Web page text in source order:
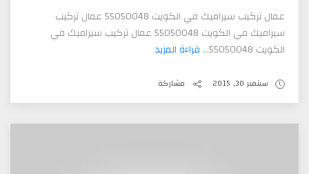
عمال تركيب سيراميك في الكويت 55050048 عمال تركيب
سيراميك في الكويت 55050048 عمال تركيب سيراميك في
الكويت 55050048...
قراءة المزيد
سبتمبر 30, 2015 مشاركة